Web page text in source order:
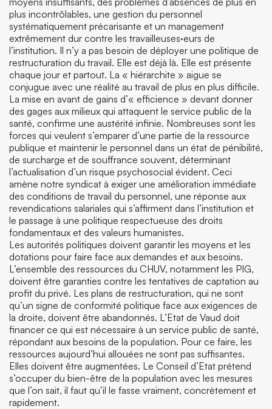
plus incontrôlables, une gestion du personnel
systématiquement précarisante et un management
extrêmement dur contre les travailleuses·eurs de
l’institution. Il n’y a pas besoin de déployer une politique de
restructuration du travail. Elle est déjà là. Elle est présente
chaque jour et partout. La « hiérarchite » aigue se
conjugue avec une réalité au travail de plus en plus difficile.
La mise en avant de gains d’« efficience » devant donner
des gages aux milieux qui attaquent le service public de la
santé, confirme une austérité infinie. Nombreuses sont les
forces qui veulent s’emparer d’une partie de la ressource
publique et maintenir le personnel dans un état de pénibilité,
de surcharge et de souffrance souvent, déterminant
l’actualisation d’un risque psychosocial évident. Ceci
amène notre syndicat à exiger une amélioration immédiate
des conditions de travail du personnel, une réponse aux
revendications salariales qui s’affirment dans l’institution et
le passage à une politique respectueuse des droits
fondamentaux et des valeurs humanistes.
Les autorités politiques doivent garantir les moyens et les
dotations pour faire face aux demandes et aux besoins.
L’ensemble des ressources du CHUV, notamment les PIG,
doivent être garanties contre les tentatives de captation au
profit du privé. Les plans de restructuration, qui ne sont
qu’un signe de conformité politique face aux exigences de
la droite, doivent être abandonnés. L’Etat de Vaud doit
financer ce qui est nécessaire à un service public de santé,
répondant aux besoins de la population. Pour ce faire, les
ressources aujourd’hui allouées ne sont pas suffisantes.
Elles doivent être augmentées. Le Conseil d’Etat prétend
s’occuper du bien-être de la population avec les mesures
que l’on sait, il faut qu’il le fasse vraiment, concrètement et
rapidement.